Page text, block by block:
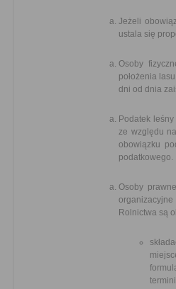
Jeżeli
ustala się
Osoby
położenia
dni od dnia
Podatek
ze względu
obowiązku
podatkowego.
Osoby
Rolnictwa są